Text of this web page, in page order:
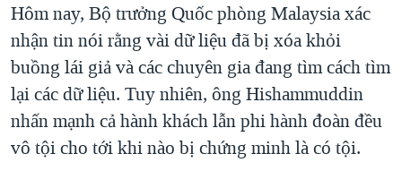
Hôm nay, Bộ trưởng Quốc phòng Malaysia xác
nhận tin nói rằng vài dữ liệu đã bị xóa khỏi
buồng lái giả và các chuyên gia đang tìm cách tìm
lại các dữ liệu. Tuy nhiên, ông Hishammuddin
nhấn mạnh cả hành khách lẫn phi hành đoàn đều
vô tội cho tới khi nào bị chứng minh là có tội.